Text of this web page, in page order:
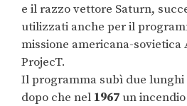
e il razzo vettore Saturn,
utilizzati anche per il
missione americana-sovietica
ProjecT.
Il programma subì due
dopo che nel 1967 un